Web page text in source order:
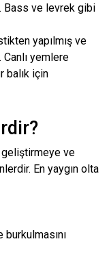
Bass ve levrek gibi
yapılmış ve
yemlere
balık için
geliştirmeye ve
En yaygın olta